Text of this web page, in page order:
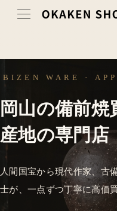
BIZEN WARE ·
岡山の備前焼
産地の専門店
人間国宝から現代作家、古
士が、一点ずつ丁寧に高価